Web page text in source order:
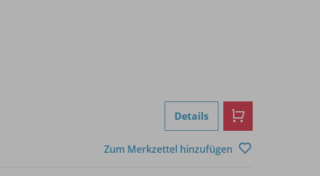
Details
Zum Merkzettel hinzufügen